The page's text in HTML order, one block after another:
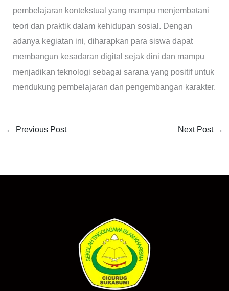
pembelajaran kontekstual yang mampu menjembatani
teori dan praktik dalam kehidupan sosial. Dengan
adanya kegiatan ini, diharapkan para siswa dapat
membangun kesadaran digital sejak dini dan mampu
menjadikan teknologi sebagai sarana yang positif untuk
mendukung pembelajaran dan pengembangan karakter.
← Previous Post Next Post →